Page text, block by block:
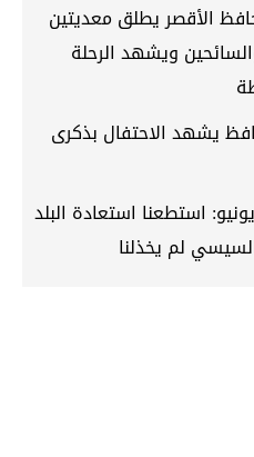
يونيو.. محافظ الأقصر يطلق معديتين
ويشهد الرحلة
يشهد الاحتفال بذكرى
لميس الحديدي عن ثورة 30 يونيو: استطعنا استعادة البلد
لم يخذلنا